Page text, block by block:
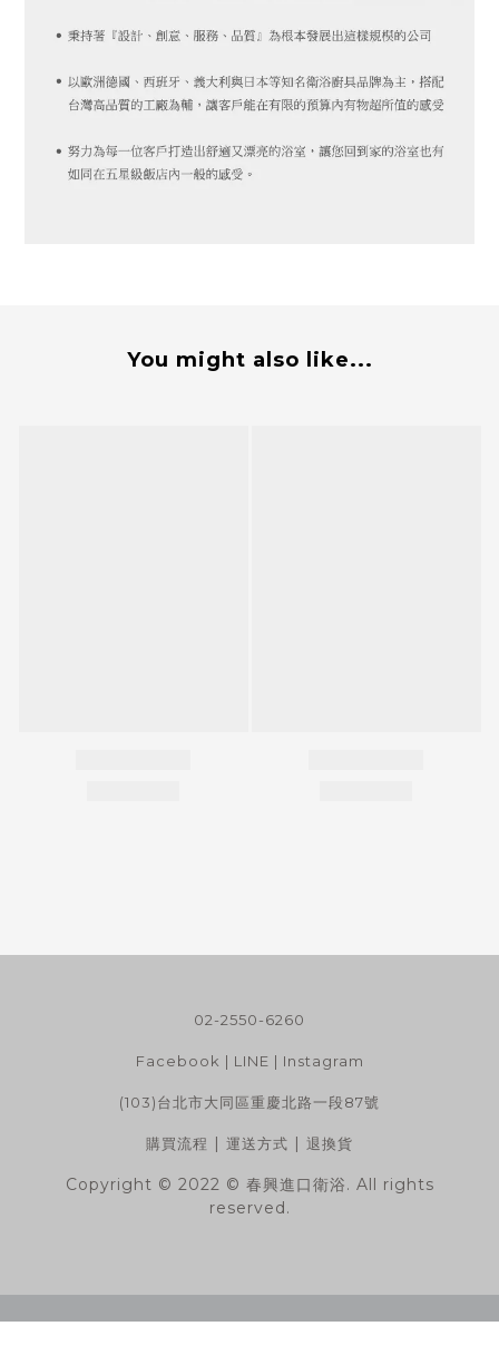
You might also like...
02-2550-6260
Facebook | LINE | Instagram
(103)台北市大同區重慶北路一段87號
購買流程 | 運送方式 | 退換貨
Copyright © 2022 © 春興進口衛浴. All rights
reserved.